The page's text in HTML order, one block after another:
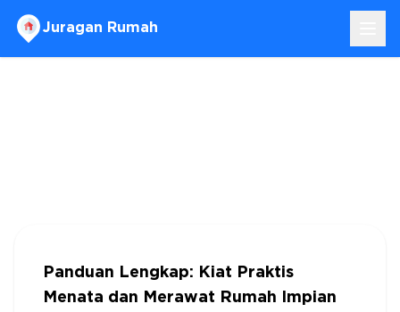
Juragan Rumah
Panduan Lengkap: Kiat Praktis
Menata dan Merawat Rumah Impian